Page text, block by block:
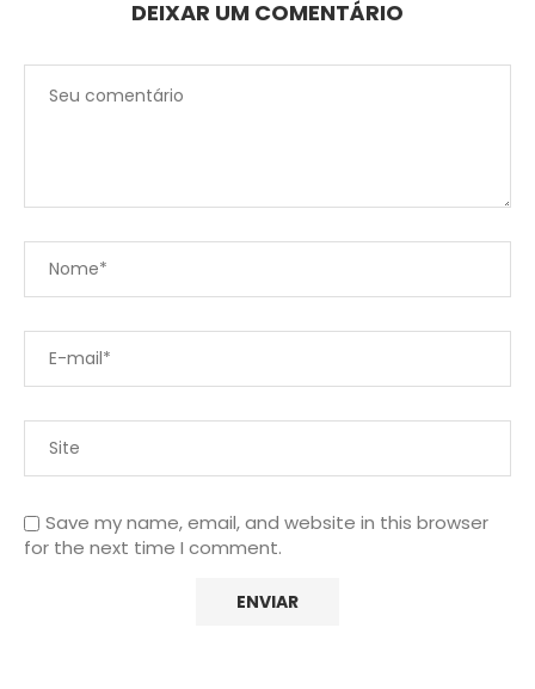
DEIXAR UM COMENTÁRIO
Save my name, email, and website in this browser
for the next time I comment.